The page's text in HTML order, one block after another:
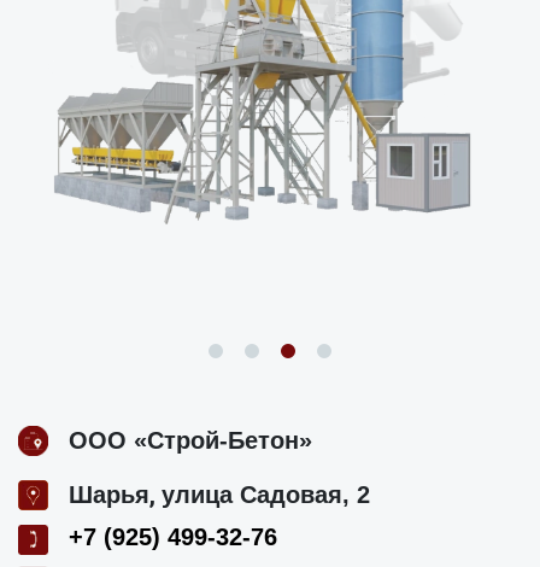
ООО «Строй-Бетон»
Шарья, улица Садовая, 2
+7 (925) 499-32-76